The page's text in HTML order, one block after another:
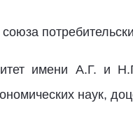
имени А.Г. и
наук,